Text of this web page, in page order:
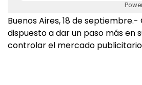
Buenos Aires, 18 de
dispuesto a dar un paso más en
controlar el mercado publicitario